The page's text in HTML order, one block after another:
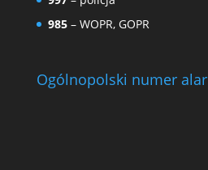
985– WOPR, GOPR
Ogólnopolski numer